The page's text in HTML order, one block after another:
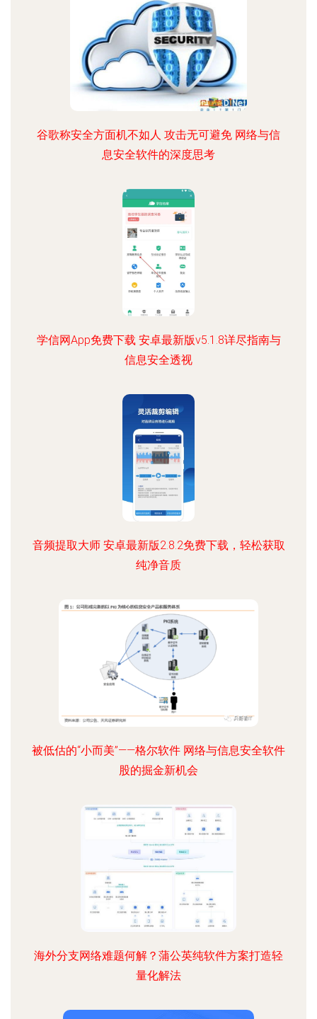
谷歌称安全方面机不如人 攻击无可避免 网络与信
息安全软件的深度思考
学信网App免费下载 安卓最新版v5.1.8详尽指南与
信息安全透视
音频提取大师 安卓最新版2.8.2免费下载，轻松获取
纯净音质
被低估的“小而美”——格尔软件 网络与信息安全软件
股的掘金新机会
海外分支网络难题何解？蒲公英纯软件方案打造轻
量化解法